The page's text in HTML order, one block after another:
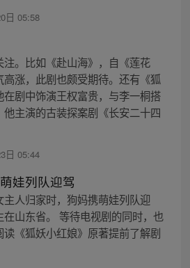
日 05:58
。比如《赴山海》，自《莲花
涨，此剧也颇受期待。还有《狐
剧中饰演王权富贵，与李一桐搭
主演的古装探案剧《长安二十四
日 05:44
娃列队迎驾
人归家时，狗妈携萌娃列队迎
山东省。 等待电视剧的同时，也
《狐妖小红娘》原著提前了解剧